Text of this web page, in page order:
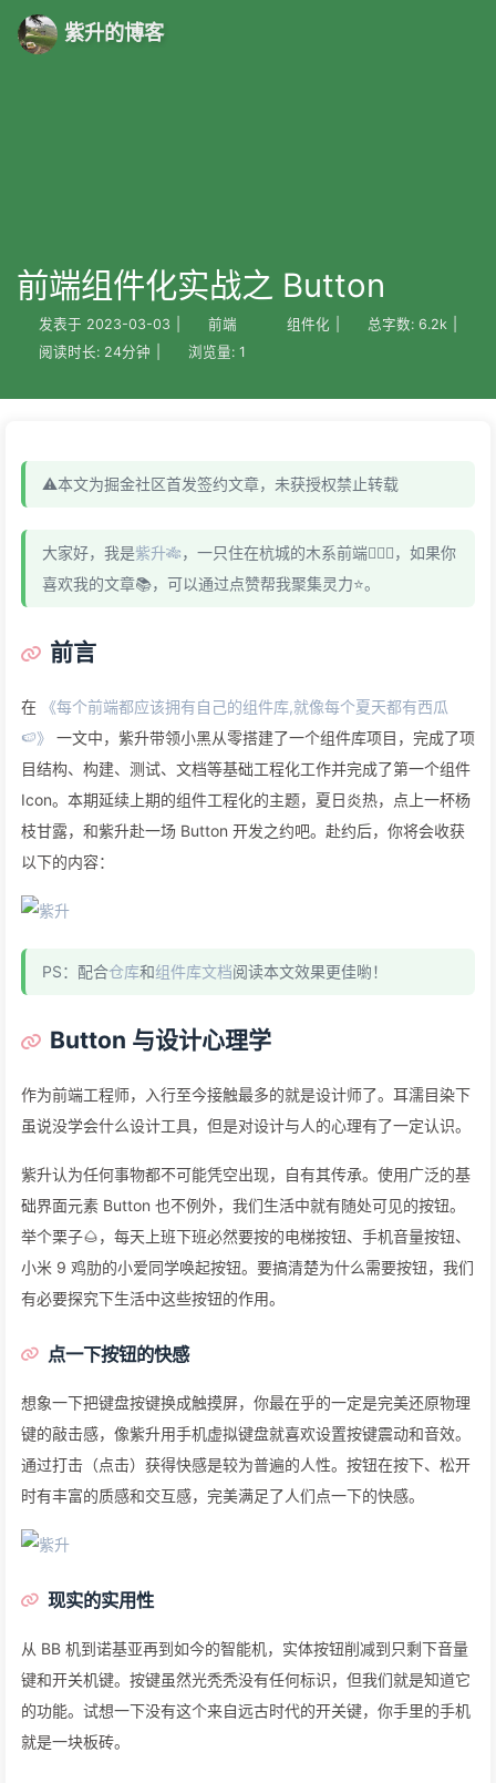
紫升的博客
前端组件化实战之 Button
发表于 2023-03-03 前端 组件化 总字数: 6.2k
阅读时长: 24分钟 浏览量: 1
⚠️本文为掘金社区首发签约文章，未获授权禁止转载
大家好，我是紫升🎋，一只住在杭城的木系前端🧚🏻‍♀️，如果你
喜欢我的文章📚，可以通过点赞帮我聚集灵力⭐️。
前言
在
《每个前端都应该拥有自己的组件库,就像每个夏天都有西瓜
🍉》
一文中，紫升带领小黑从零搭建了一个组件库项目，完成了项
目结构、构建、测试、文档等基础工程化工作并完成了第一个组件
Icon。本期延续上期的组件工程化的主题，夏日炎热，点上一杯杨
枝甘露，和紫升赴一场 Button 开发之约吧。赴约后，你将会收获
以下的内容：
PS：配合仓库和组件库文档阅读本文效果更佳喲！
Button 与设计心理学
作为前端工程师，入行至今接触最多的就是设计师了。耳濡目染下
虽说没学会什么设计工具，但是对设计与人的心理有了一定认识。
紫升认为任何事物都不可能凭空出现，自有其传承。使用广泛的基
础界面元素 Button 也不例外，我们生活中就有随处可见的按钮。
举个栗子🌰，每天上班下班必然要按的电梯按钮、手机音量按钮、
小米 9 鸡肋的小爱同学唤起按钮。要搞清楚为什么需要按钮，我们
有必要探究下生活中这些按钮的作用。
点一下按钮的快感
想象一下把键盘按键换成触摸屏，你最在乎的一定是完美还原物理
键的敲击感，像紫升用手机虚拟键盘就喜欢设置按键震动和音效。
通过打击（点击）获得快感是较为普遍的人性。按钮在按下、松开
时有丰富的质感和交互感，完美满足了人们点一下的快感。
现实的实用性
从 BB 机到诺基亚再到如今的智能机，实体按钮削减到只剩下音量
键和开关机键。按键虽然光秃秃没有任何标识，但我们就是知道它
的功能。试想一下没有这个来自远古时代的开关键，你手里的手机
就是一块板砖。